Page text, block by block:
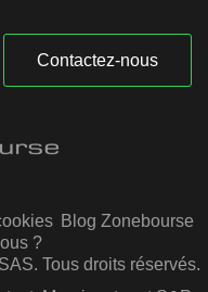
Contactez-nous
Blog Zonebourse
?
Tous droits réservés.